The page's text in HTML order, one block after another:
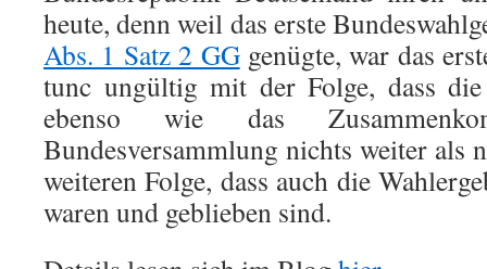
heute, denn weil das erste
Abs. 1 Satz 2 GGgenügte, war das
tunc ungültig mit der Folge, dass die
ebenso wie das
Bundesversammlung nichts weiter
weiteren Folge, dass auch die
waren und geblieben sind.